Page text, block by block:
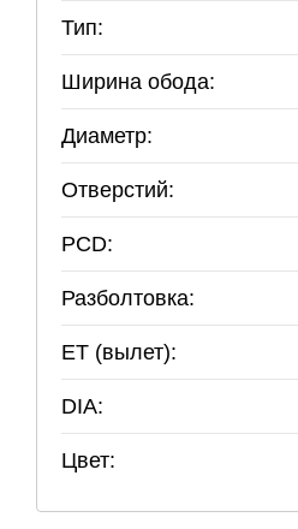
Тип:
Ширина обода:
Диаметр:
Отверстий:
PCD:
Разболтовка:
ET (вылет):
DIA:
Цвет: